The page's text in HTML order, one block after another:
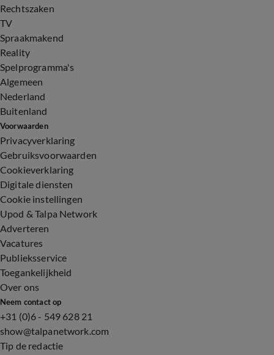
Rechtszaken
TV
Spraakmakend
Reality
Spelprogramma's
Algemeen
Nederland
Buitenland
Voorwaarden
Privacyverklaring
Gebruiksvoorwaarden
Cookieverklaring
Digitale diensten
Cookie instellingen
Upod & Talpa Network
Adverteren
Vacatures
Publieksservice
Toegankelijkheid
Over ons
Neem contact op
+31 (0)6 - 549 628 21
show@talpanetwork.com
Tip de redactie